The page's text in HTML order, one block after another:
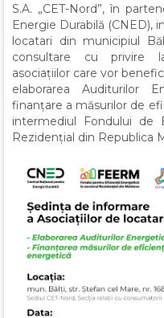
S.A. „CET-Nord”, în
Energie Durabilă (CNED),
locatari din municipiul
consultare cu privire
asociațiilor care vor
elaborarea Auditurilor
finanțare a măsurilor de
intermediul Fondului de
Rezidențial din Republica